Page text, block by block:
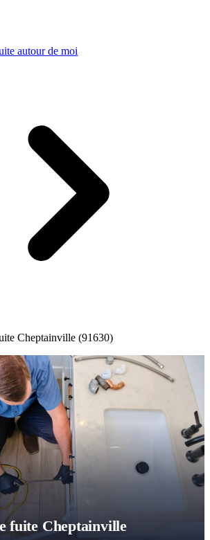
autour de moi
Cheptainville (91630)
fuite Cheptainville